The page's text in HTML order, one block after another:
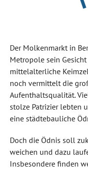
Der Molkenmarkt in
Metropole sein
mittelalterliche
noch vermittelt die
Aufenthaltsqualität.
stolze Patrizier lebten
eine städtebauliche
Doch die Ödnis soll
weichen und dazu
Insbesondere finden